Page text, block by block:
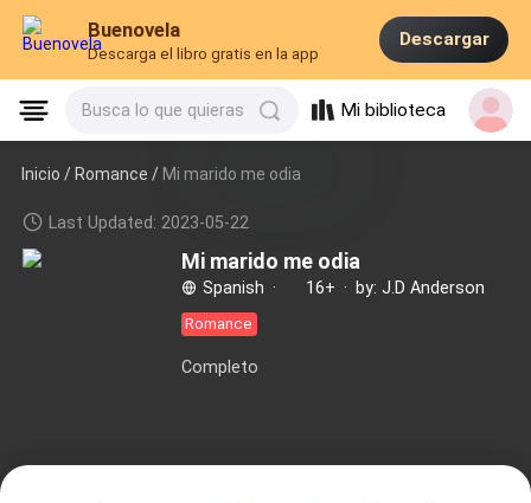
Buenovela
Descarga el libro gratis en la app
Descargar
Busca lo que quieras Mi biblioteca
Inicio /Romance / Mi marido me odia
Last Updated: 2023-05-22
Mi marido me odia
Spanish · 16+ · by: J.D Anderson
Romance
Completo